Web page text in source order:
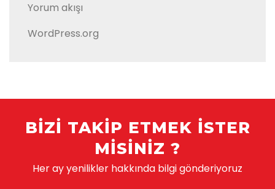
Yorum akışı
WordPress.org
BIZI TAKIP ETMEK ISTER
MISINIZ ?
Her ay yenilikler hakkında bilgi gönderiyoruz